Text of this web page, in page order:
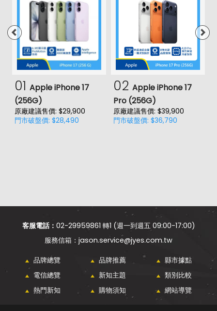
01 Apple iPhone 17
(256G)
原廠建議售價: $29,900
門市破盤價: $28,490
02 Apple iPhone 17
Pro (256G)
原廠建議售價: $39,900
門市破盤價: $36,790
客服電話： 02-29959861 轉1 (週一到週五 09:00-17:00)
jason.service@jyes.com.tw
品牌總覽 品牌推薦
縣市據點
電信總覽
新知主題
類別比較
熱門新知
購物須知 網站導覽